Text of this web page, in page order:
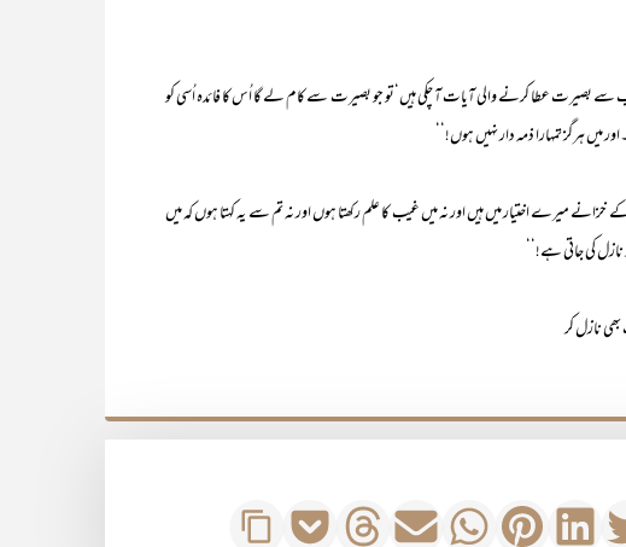
عطا کرنے والی آیات آ چکی ہیں‘تو جو بصیرت سے کام لے گا اُس کا فائدہ اُسی کو
میں ہرگز تمہارا ذمہ دار نہیں ہوں!‘‘
میرے اختیار میں ہیں اور نہ میں غیب کا علم رکھتا ہوں اور نہ تم سے یہ کہتا ہوں کہ میں
کی جاتی ہے!‘‘
نازل کر